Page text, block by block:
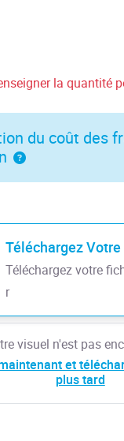
la quantité
du coût des
Téléchargez
Téléchargez votre
r
visuel n'est pas
et
plus tard